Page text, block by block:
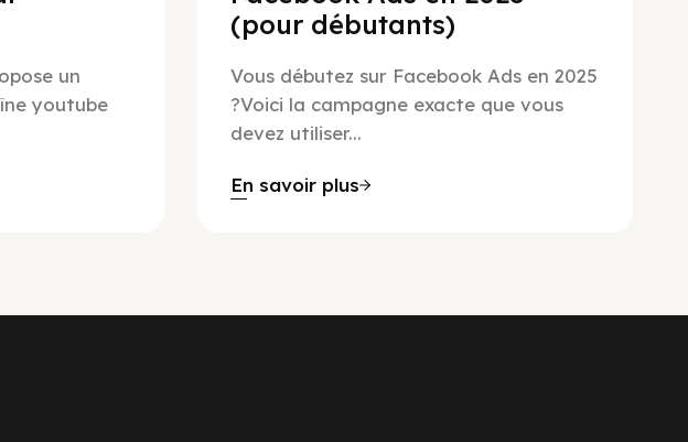
un
youtube
(pour débutants)
Vous débutez sur Facebook Ads en 2025
?Voici la campagne exacte que vous
devez utiliser...
En savoir plus